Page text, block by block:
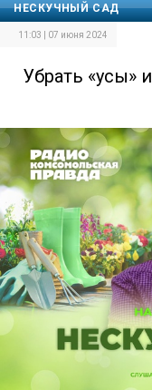
НЕСКУЧНЫЙ САД
11:03 | 07 июня 2024
Убрать «усы»